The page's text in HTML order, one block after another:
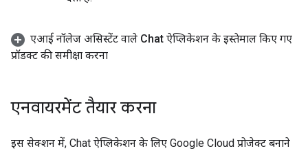
एआई नॉलेज असिस्टेंट वाले Chat ऐप्लिकेशन के इस्तेमाल किए गए
प्रॉडक्ट की समीक्षा करना
एनवायरमेंट तैयार करना
इस सेक्शन में, Chat ऐप्लिकेशन के लिए Google Cloud प्रोजेक्ट बनाने